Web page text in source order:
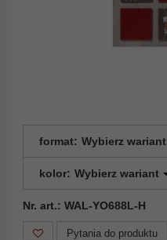
format: Wybierz wariant
kolor: Wybierz wariant
Nr. art.: WAL-YO688L-H
Pytania do produktu